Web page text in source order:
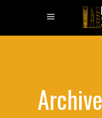
Archive